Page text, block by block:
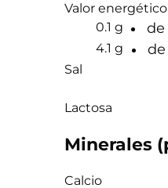
Valor
0.1 g
de
4.1 g
de
Sal
Lactosa
Minerales
Calcio